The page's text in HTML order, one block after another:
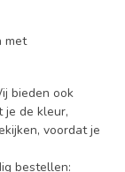
met
bieden ook
je de kleur,
voordat je
bestellen: